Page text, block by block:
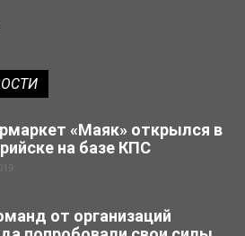
«Маяк» открылся в
на базе КПС
от организаций